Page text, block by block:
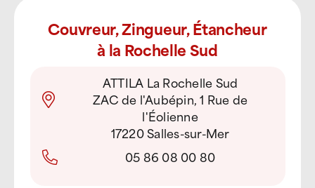
Couvreur, Zingueur, Étancheur
à la Rochelle Sud
ATTILA La Rochelle Sud
ZAC de l'Aubépin, 1 Rue de
l'Éolienne
17220 Salles-sur-Mer
05 86 08 00 80